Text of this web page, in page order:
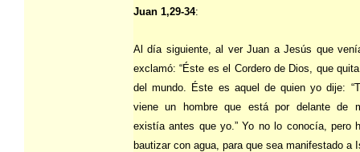
Juan 1,29-34:
Al día siguiente, al ver Juan a Jesús que
exclamó: “Éste es el Cordero de Dios, que
del mundo. Éste es aquel de quien yo dije:
viene un hombre que está por delante de
existía antes que yo.” Yo no lo conocía, pero
bautizar con agua, para que sea manifestado a